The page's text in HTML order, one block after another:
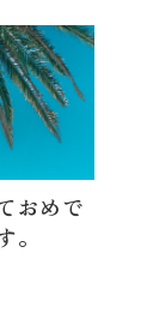
おめで
。